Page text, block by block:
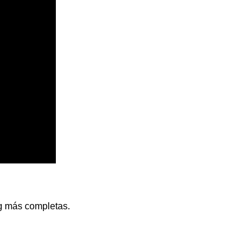
más completas.